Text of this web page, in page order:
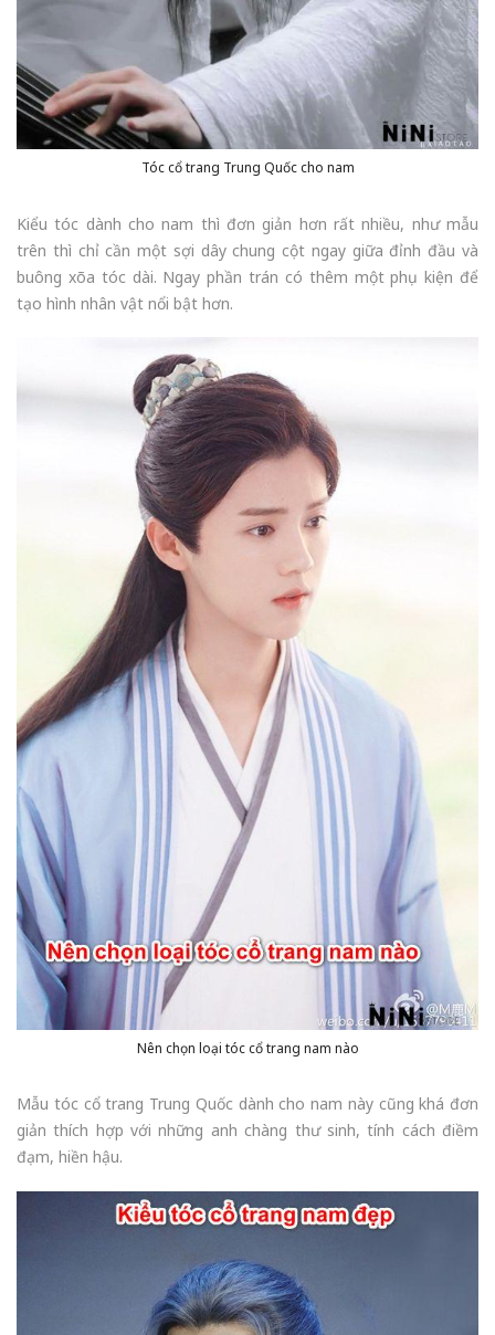
Tóc cổ trang Trung Quốc cho nam
Kiểu tóc dành cho nam thì đơn giản hơn rất nhiều, như mẫu
trên thì chỉ cần một sợi dây chung cột ngay giữa đỉnh đầu và
buông xõa tóc dài. Ngay phần trán có thêm một phụ kiện để
tạo hình nhân vật nổi bật hơn.
Nên chọn loại tóc cổ trang nam nào
Mẫu tóc cổ trang Trung Quốc dành cho nam này cũng khá đơn
giản thích hợp với những anh chàng thư sinh, tính cách điềm
đạm, hiền hậu.